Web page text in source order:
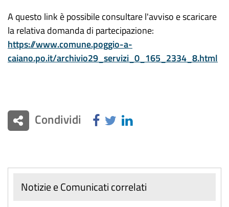
A questo link è possibile consultare l'avviso e scaricare
la relativa domanda di partecipazione:
https://www.comune.poggio-a-
caiano.po.it/archivio29_servizi_0_165_2334_8.html
Condividi
Notizie e Comunicati correlati